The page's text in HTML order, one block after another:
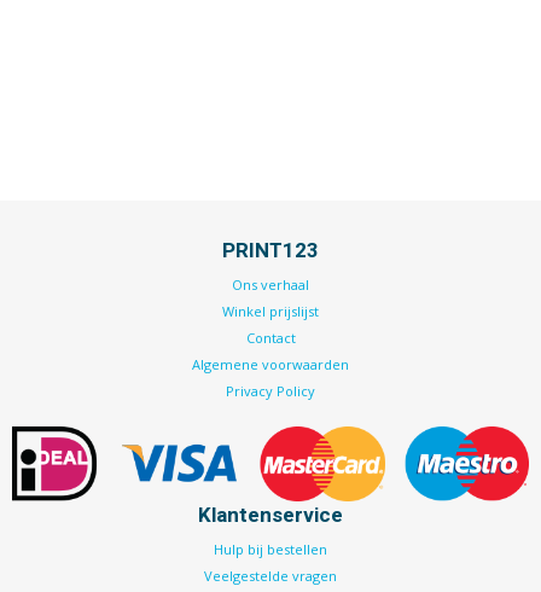
PRINT123
Ons verhaal
Winkel prijslijst
Contact
Algemene voorwaarden
Privacy Policy
Klantenservice
Hulp bij bestellen
Veelgestelde vragen